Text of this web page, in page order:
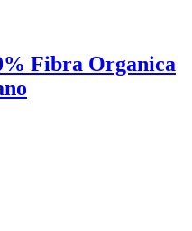
Fibra Organica